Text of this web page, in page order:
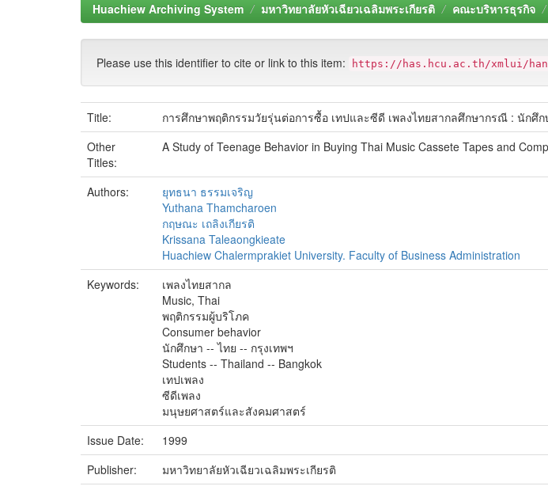
Huachiew Archiving System มหาวิทยาลัยหัวเฉียวเฉลิมพระเกียรติ คณะบริหารธุรกิจ
Please use this identifier to cite or link to this item: https://has.hcu.ac.th/xmlui/
Title:
การศึกษาพฤติกรรมวัยรุ่นต่อการซื้อ เทปและซีดี เพลงไทยสากลศึกษากรณี : นักศึ
Other
Titles:
A Study of Teenage Behavior in Buying Thai Music Cassete Tapes and
Authors:
ยุทธนา ธรรมเจริญ
Yuthana Thamcharoen
กฤษณะ เถลิงเกียรติ
Krissana Taleaongkieate
Huachiew Chalermprakiet University. Faculty of Business Administration
Keywords:
เพลงไทยสากล
Music, Thai
พฤติกรรมผู้บริโภค
Consumer behavior
นักศึกษา -- ไทย -- กรุงเทพฯ
Students -- Thailand -- Bangkok
เทปเพลง
ซีดีเพลง
มนุษยศาสตร์และสังคมศาสตร์
Issue Date:
1999
Publisher:
มหาวิทยาลัยหัวเฉียวเฉลิมพระเกียรติ